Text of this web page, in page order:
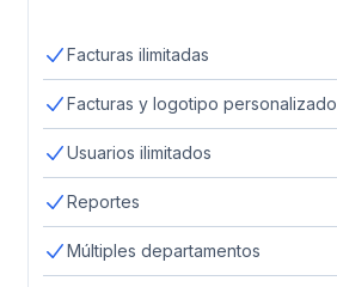
Facturas ilimitadas
Facturas y logotipo personalizado
Usuarios ilimitados
Reportes
Múltiples departamentos